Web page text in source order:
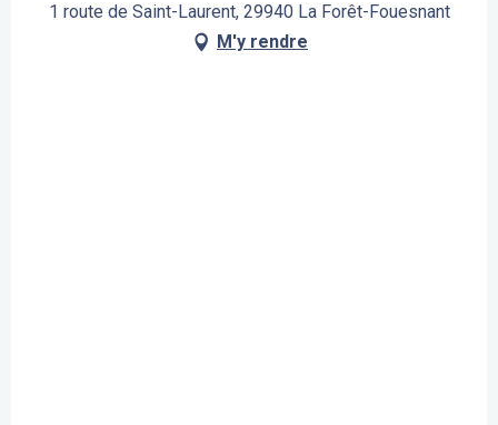
1 route de Saint-Laurent, 29940 La Forêt-Fouesnant
M'y rendre